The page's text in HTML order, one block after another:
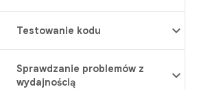
Testowanie kodu
Sprawdzanie problemów z
wydajnością